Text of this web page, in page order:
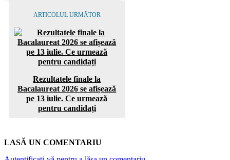
ARTICOLUL URMĂTOR
Rezultatele finale la
Bacalaureat 2026 se afișează
pe 13 iulie. Ce urmează
pentru candidați
LASĂ UN COMENTARIU